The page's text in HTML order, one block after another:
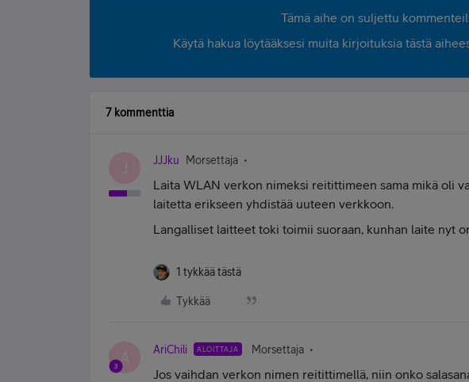
Tämä aihe on suljettu
Käytä hakua löytääksesi muita kirjoituksia tästä
7 kommenttia
J JJJku Morsettaja
Laita WLAN verkon nimeksi reitittimeen sama mikä oli
laitetta erikseen yhdistää uuteen verkkoon.
Langalliset laitteet toki toimii suoraan, kunhan laite nyt
1 tykkää tästä
Tykkää
A AriChili ALOITTAJA Morsettaja
Jos vaihdan verkon nimen reitittimellä, niin onko